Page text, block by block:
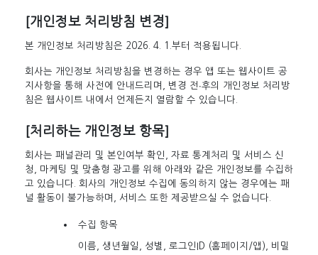
[개인정보 처리방침 변경]
본 개인정보 처리방침은 2026. 4. 1.부터 적용됩니다.
회사는 개인정보 처리방침을 변경하는 경우 앱 또는 웹사이트 공
지사항을 통해 사전에 안내드리며, 변경 전∙후의 개인정보 처리방
침은 웹사이트 내에서 언제든지 열람할 수 있습니다.
[처리하는 개인정보 항목]
회사는 패널관리 및 본인여부 확인, 자료 통계처리 및 서비스 신
청, 마케팅 및 맞춤형 광고를 위해 아래와 같은 개인정보를 수집하
고 있습니다. 회사의 개인정보 수집에 동의하지 않는 경우에는 패
널 활동이 불가능하며, 서비스 또한 제공받으실 수 없습니다.
수집 항목
이름, 생년월일, 성별, 로그인ID (홈페이지/앱), 비밀